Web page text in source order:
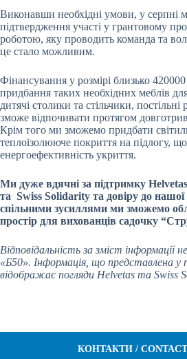
Виконавши необхідні умови, у серпні
підтвердження участі у грантовому
роботою, яку проводить команда та
це стало можливим.
Фінансування у розмірі близько
придбання таких необхідних меблів
дитячі столики та стільчики, постільні
зможе відпочивати протягом
Крім того ми зможемо придбати
теплоізолююче покриття на підлогу,
енергоефективність укриття.
Ми дуже вдячні за підтримку
та Swiss Solidarity та довіру до нашої
спільними зусиллями ми зможемо
простір для вихованців садочку
Відповідальність за зміст інформації
«Б50». Інформація, що представлена у
відображає погляди Helvetas та Swiss
КОНТАКТИ /